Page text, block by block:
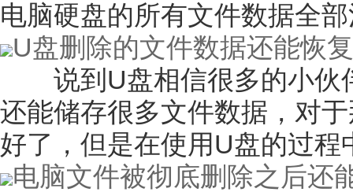
电脑硬盘的所有文件数据全
U盘删除的文件数据还能恢
说到U盘相信很多的小伙
还能储存很多文件数据，对
好了，但是在使用U盘的过程
电脑文件被彻底删除之后还